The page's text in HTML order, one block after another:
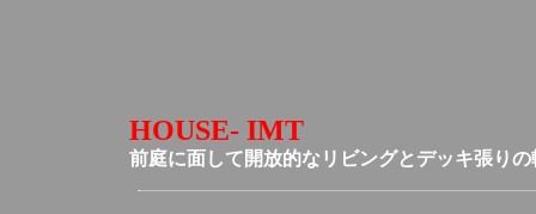
HOUSE- IMT
前庭に面して開放的なリビングとデッキ張